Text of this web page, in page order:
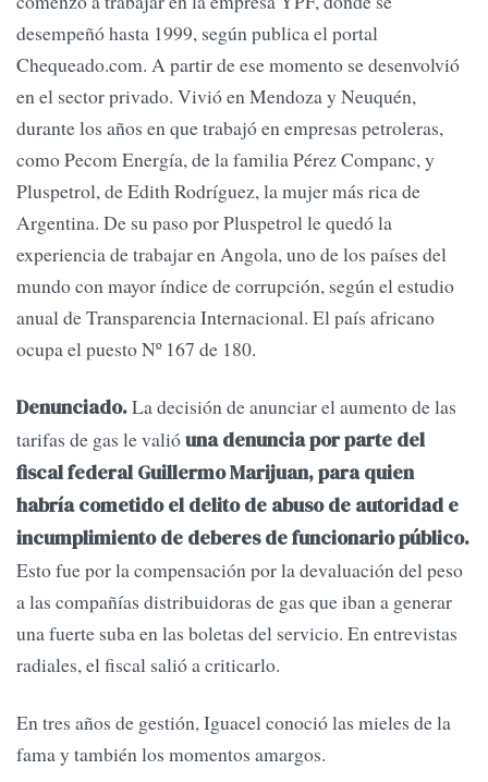
desempeñó hasta 1999, según publica el portal
Chequeado.com. A partir de ese momento se desenvolvió
en el sector privado. Vivió en Mendoza y Neuquén,
durante los años en que trabajó en empresas petroleras,
como Pecom Energía, de la familia Pérez Companc, y
Pluspetrol, de Edith Rodríguez, la mujer más rica de
Argentina. De su paso por Pluspetrol le quedó la
experiencia de trabajar en Angola, uno de los países del
mundo con mayor índice de corrupción, según el estudio
anual de Transparencia Internacional. El país africano
ocupa el puesto Nº 167 de 180.
Denunciado.La decisión de anunciar el aumento de las
tarifas de gas le valióuna denuncia por parte del
fiscal federal Guillermo Marijuan, para quien
habría cometido el delito de abuso de autoridad e
incumplimiento de deberes de funcionario público.
Esto fue por la compensación por la devaluación del peso
a las compañías distribuidoras de gas que iban a generar
una fuerte suba en las boletas del servicio. En entrevistas
radiales, el fiscal salió a criticarlo.
En tres años de gestión, Iguacel conoció las mieles de la
fama y también los momentos amargos.